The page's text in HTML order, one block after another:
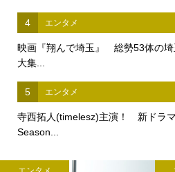
4 エンタメ
映画『翔んで埼玉』 総勢53体の埼
大集...
5 エンタメ
寺西拓人(timelesz)主演！ 新ドラ
Season...